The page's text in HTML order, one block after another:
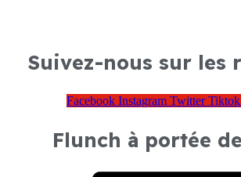
Suivez-nous sur les
Facebook Instagram Twitter Tiktok
Flunch à portée